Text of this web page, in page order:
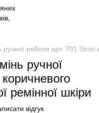
ручної роботи арт. 701
ручної
ремінної шкіри
відгук